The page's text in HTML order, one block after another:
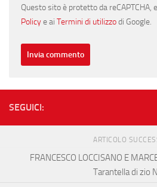
Questo sito è protetto da reCAPTCHA,
Policye ai Termini di utilizzodi Google.
SEGUICI:
ARTICOLO
FRANCESCO LOCCISANO E
Tarantella di zio